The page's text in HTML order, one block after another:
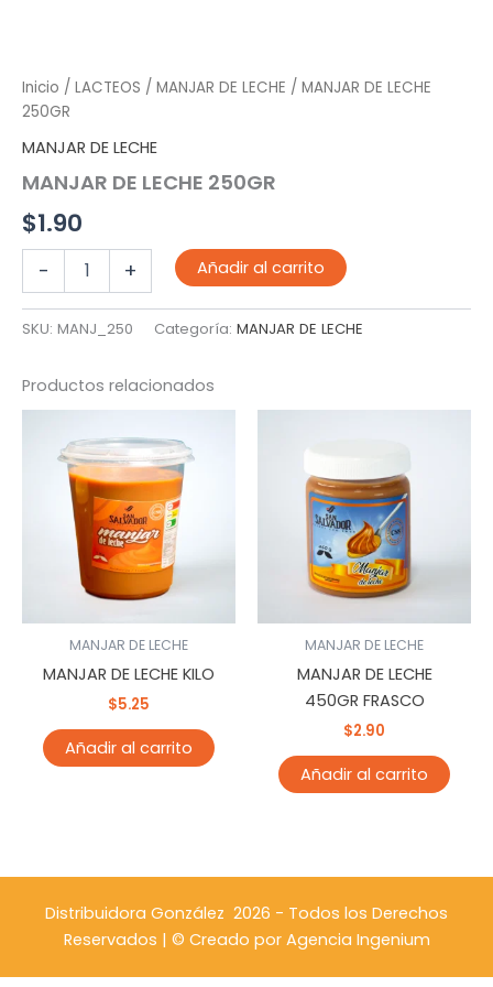
Inicio / LACTEOS / MANJAR DE LECHE / MANJAR DE LECHE
250GR
MANJAR DE LECHE
MANJAR DE LECHE 250GR
$1.90
-
250GR
+ Añadir al carrito
SKU: MANJ_250 Categoría: MANJAR DE LECHE
Productos relacionados
MANJAR DE LECHE
MANJAR DE LECHE KILO
$5.25
Añadir al carrito
MANJAR DE LECHE
MANJAR DE LECHE
450GR FRASCO
$2.90
Añadir al carrito
Distribuidora González 2026 - Todos los Derechos
Reservados | © Creado por Agencia Ingenium